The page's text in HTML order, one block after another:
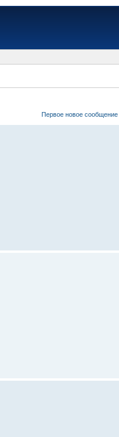
Первое новое сообщение